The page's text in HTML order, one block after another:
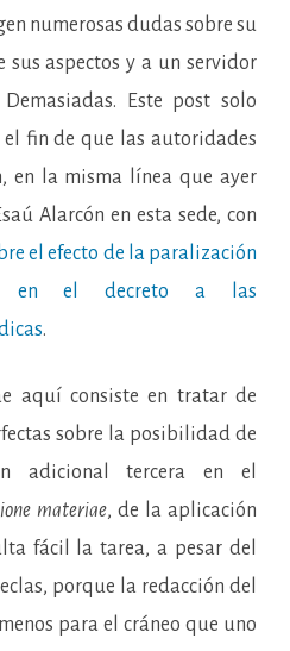
numerosas dudas sobre su
sus aspectos y a un servidor
Este post solo
fin de que las autoridades
en la misma línea que ayer
Alarcón en esta sede, con
el efecto de la paralización
en el decreto a las
.
aquí consiste en tratar de
sobre la posibilidad de
adicional tercera en el
materiae, de la aplicación
fácil la tarea, a pesar del
porque la redacción del
para el cráneo que uno